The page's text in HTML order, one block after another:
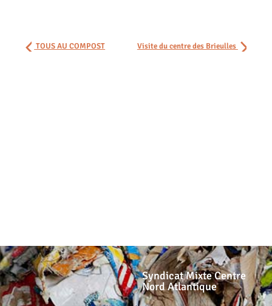
TOUS AU COMPOST Visite du centre des Brieulles
Syndicat Mixte Centre
Nord Atlantique